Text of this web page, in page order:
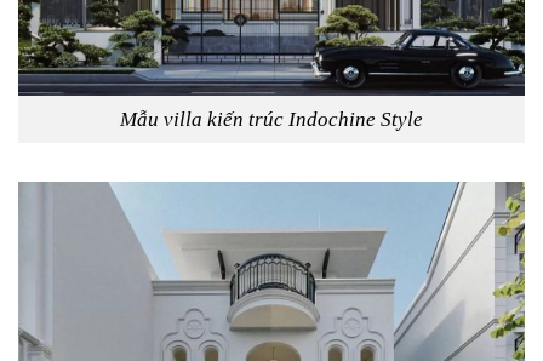
Mẫu villa kiến trúc Indochine Style